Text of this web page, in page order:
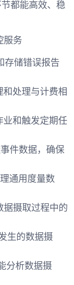
都能高效、稳
服务
存储错误报告
和处理与计费相
业和触发定期任
件数据，确保
通用度量数
据摄取过程中的
生的数据摄
分析数据摄